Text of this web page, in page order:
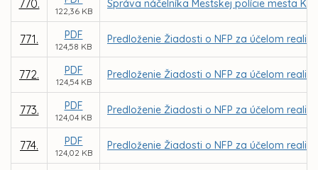
770.
122,36 KB
Správa náčelníka Mestskej polície mesta
771. PDF
124,58 KB
Predloženie Žiadosti o NFP za účelom
772. PDF
124,54 KB
Predloženie Žiadosti o NFP za účelom
773. PDF
124,04 KB
Predloženie Žiadosti o NFP za účelom
774. PDF
124,02 KB
Predloženie Žiadosti o NFP za účelom